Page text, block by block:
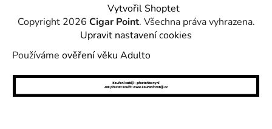
Vytvořil Shoptet
Copyright 2026 Cigar Point. Všechna práva vyhrazena.
Upravit nastavení cookies
Používáme ověření věku Adulto